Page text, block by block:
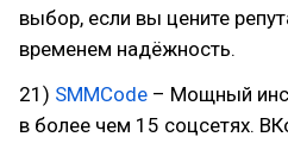
выбор, если вы цените
временем надёжность.
21) SMMCode – Мощный
в более чем 15 соцсетях.